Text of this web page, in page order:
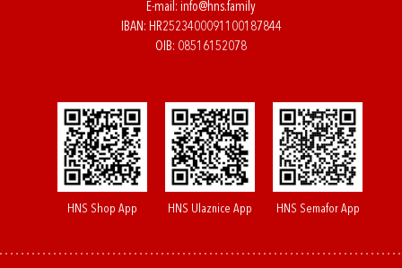
E-mail: info@hns.family
IBAN: HR2523400091100187844
OIB: 08516152078
HNS Shop App HNS Ulaznice App HNS Semafor App